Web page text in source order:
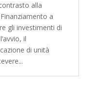
alla
a
gli investimenti di
il
di unità